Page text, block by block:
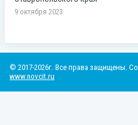
9 октября 2023
© 2017-2026г. Все права защищены.
www.novcit.ru